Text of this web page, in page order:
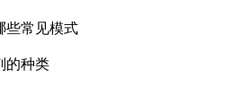
些常见模式
的种类